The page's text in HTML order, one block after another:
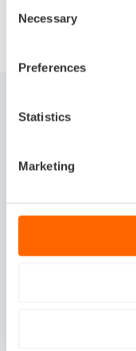
Selection
Necessary
Preferences
Statistics
Marketing
Delen via: